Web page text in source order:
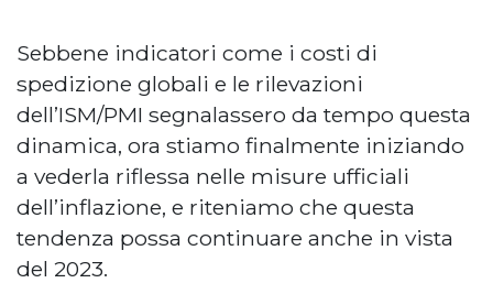
Sebbene indicatori come i costi di
spedizione globali e le rilevazioni
dell’ISM/PMI segnalassero da tempo questa
dinamica, ora stiamo finalmente iniziando
a vederla riflessa nelle misure ufficiali
dell’inflazione, e riteniamo che questa
tendenza possa continuare anche in vista
del 2023.